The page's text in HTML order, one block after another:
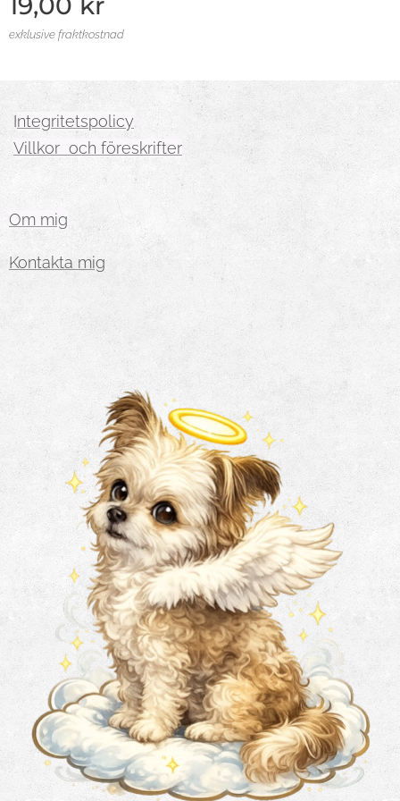
exklusive fraktkostnad
Integritetspolicy
Villkor och föreskrifter
Om mig
Kontakta mig